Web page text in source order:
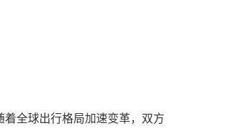
全球出行格局加速变革，双方